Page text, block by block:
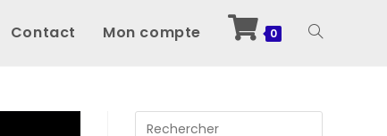
Contact Mon compte 0 Toggle